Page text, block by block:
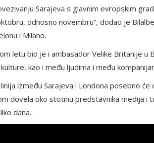
Sarajeva s glavnim evropskim
odnosno novembru”, dodao je
i Milano.
letu bio je i ambasador Velike Britanije
kao i među ljudima i među
između Sarajeva i Londona posebno
dovela oko stotinu predstavnika medija i
dana.